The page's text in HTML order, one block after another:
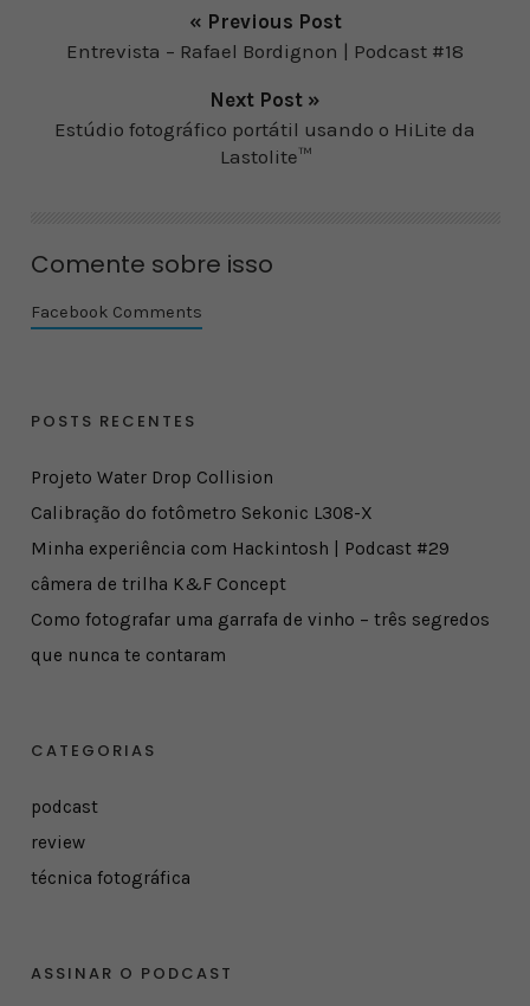
« Previous Post
Entrevista – Rafael Bordignon | Podcast #18
Next Post »
Estúdio fotográfico portátil usando o HiLite da
Lastolite™
Comente sobre isso
Facebook Comments
POSTS RECENTES
Projeto Water Drop Collision
Calibração do fotômetro Sekonic L308-X
Minha experiência com Hackintosh | Podcast #29
câmera de trilha K&F Concept
Como fotografar uma garrafa de vinho – três segredos
que nunca te contaram
CATEGORIAS
podcast
review
técnica fotográfica
ASSINAR O PODCAST